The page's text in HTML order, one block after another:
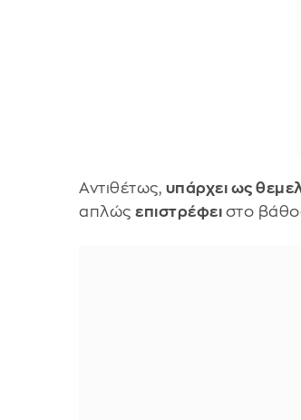
Αντιθέτως, υπάρχει ως
απλώςεπιστρέφει στο